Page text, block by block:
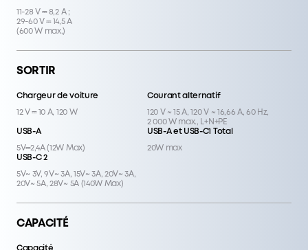
(600 W max.)
SORTIR
Chargeur de voiture
12 V ⎓ 10 A, 120 W
120 V ~ 15 A, 120 V ~ 16,66 A, 60 Hz,
USB-A
5V⎓2,4A (12W Max)
USB-A et USB-C1 Total
20W max
5V~ 3V, 9V~ 3A, 15V~ 3A, 20V~ 3A,
CAPACITÉ
Capacité
1 024 Wh